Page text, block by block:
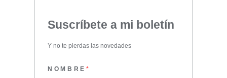
Suscríbete a mi boletín
Y no te pierdas las novedades
NOMBRE